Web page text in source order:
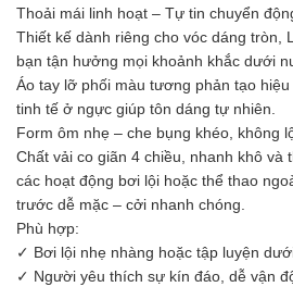
Thoải mái linh hoạt – Tự tin chuyển
Thiết kế dành riêng cho vóc dáng tròn,
bạn tận hưởng mọi khoảnh khắc dưới
Áo tay lỡ phối màu tương phản tạo
tinh tế ở ngực giúp tôn dáng tự nhiên.
Form ôm nhẹ – che bụng khéo, không
Chất vải co giãn 4 chiều, nhanh khô và
các hoạt động bơi lội hoặc thể thao
trước dễ mặc – cởi nhanh chóng.
Phù hợp:
✓ Bơi lội nhẹ nhàng hoặc tập luyện
✓ Người yêu thích sự kín đáo, dễ vận